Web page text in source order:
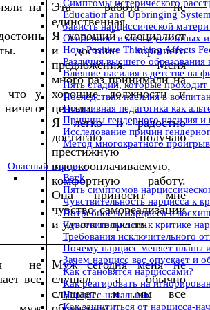
Симптомы истерического
Education and Upbringing
Зависть нарциссической
Особенности мозга успешных
How Positive Thinking Affects
Различия высшего
Влияние насилия в детстве на
Пять стадий, которые
Последствия насилия в
Позитивная педагогика как
Причины гендерного насилия и
Исследование причин
Метод многократного
Опасный нарцисс
Back
Пять симптомов
Чувствительность нарцисса к
Потребность нарцисса в
Чувствительность к критике
Требования исключительного
Почему нарцисс меняет планы
Зачем нарцисс вас опускает и
Как становятся нарциссами?
Как реагировать на
Нарцисс-начальник
Как защититься от нарцисса-
на
что у
Эта работа не
единственная.
Я хороший специалист
и достоин хорошего
предложения. Меня
много раз принимали на
хорошие должности и
ценили.
Я легко и радостно
достигаю получаю
престижную
высокооплачиваемую,
комфортную работу.
Она приносит мне
чувство самореализации
и удовлетворения
не
все
Муж сегодня меня не
слушал а обычно
слушает и мы все